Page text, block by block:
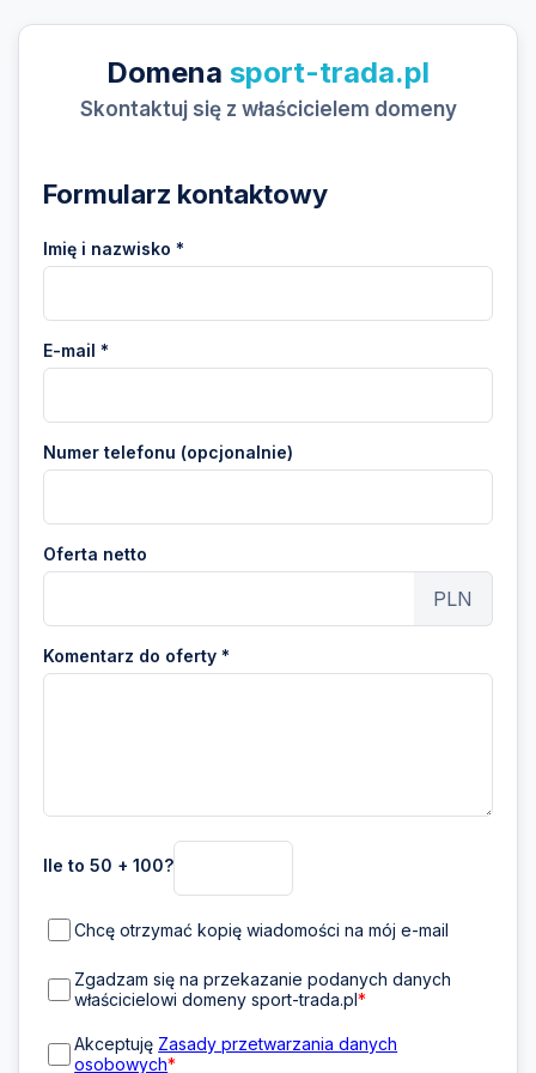
Domena sport-trada.pl
Skontaktuj się z właścicielem domeny
Formularz kontaktowy
Imię i nazwisko *
E-mail *
Numer telefonu (opcjonalnie)
Oferta netto
PLN
Komentarz do oferty *
Ile to 50 + 100?
Chcę otrzymać kopię wiadomości na mój e-mail
Zgadzam się na przekazanie podanych danych
właścicielowi domeny sport-trada.pl*
Akceptuję Zasady przetwarzania danych
osobowych*